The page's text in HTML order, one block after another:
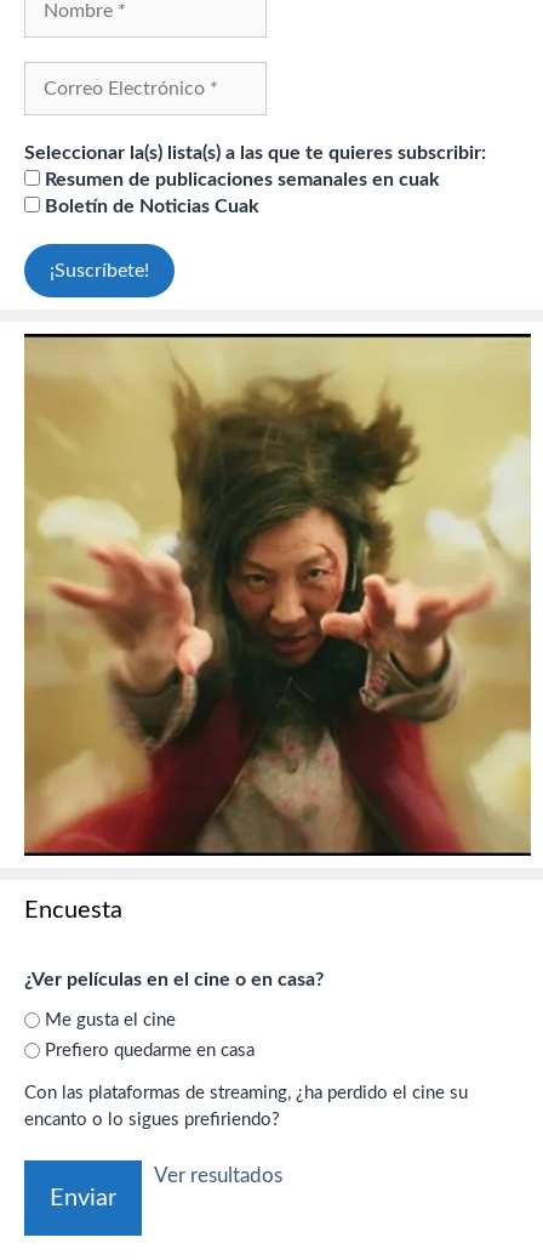
Seleccionar la(s) lista(s) a las que te quieres subscribir:
Resumen de publicaciones semanales en cuak
Boletín de Noticias Cuak
Encuesta
¿Ver películas en el cine o en casa?
Me gusta el cine
Prefiero quedarme en casa
Con las plataformas de streaming, ¿ha perdido el cine su
encanto o lo sigues prefiriendo?
Ver resultados